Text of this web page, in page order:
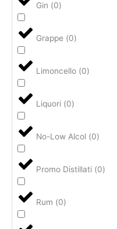
Gin (0)
Grappe (0)
Limoncello (0)
Liquori (0)
No-Low Alcol (0)
Promo Distillati (0)
Rum (0)